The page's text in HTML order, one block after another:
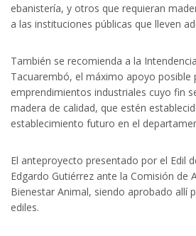
ebanistería, y otros que requieran
a las instituciones públicas que lleven
También se recomienda a la
Tacuarembó, el máximo apoyo posible
emprendimientos industriales cuyo fin
madera de calidad, que estén
establecimiento futuro en el
El anteproyecto presentado por el Edil
Edgardo Gutiérrez ante la Comisión de
Bienestar Animal, siendo aprobado allí
ediles.